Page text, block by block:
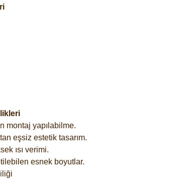
montaj yapılabilme.
eşsiz estetik tasarım.
ısı verimi.
esnek boyutlar.